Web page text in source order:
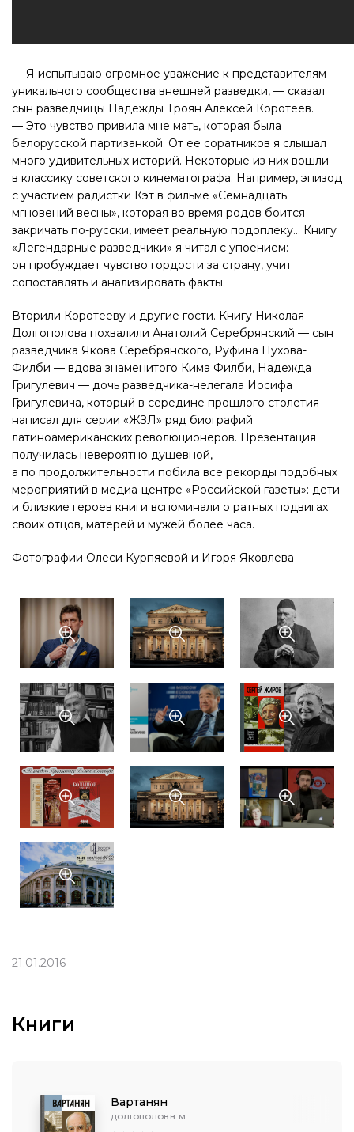
— Я испытываю огромное уважение к представителям
уникального сообщества внешней разведки, — сказал
сын разведчицы Надежды Троян Алексей Коротеев.
— Это чувство привила мне мать, которая была
белорусской партизанкой. От ее соратников я слышал
много удивительных историй. Некоторые из них вошли
в классику советского кинематографа. Например, эпизод
с участием радистки Кэт в фильме «Семнадцать
мгновений весны», которая во время родов боится
закричать по-русски, имеет реальную подоплеку… Книгу
«Легендарные разведчики» я читал с упоением:
он пробуждает чувство гордости за страну, учит
сопоставлять и анализировать факты.
Вторили Коротееву и другие гости. Книгу Николая
Долгополова похвалили Анатолий Серебрянский — сын
разведчика Якова Серебрянского, Руфина Пухова-
Филби — вдова знаменитого Кима Филби, Надежда
Григулевич — дочь разведчика-нелегала Иосифа
Григулевича, который в середине прошлого столетия
написал для серии «ЖЗЛ» ряд биографий
латиноамериканских революционеров. Презентация
получилась невероятно душевной,
а по продолжительности побила все рекорды подобных
мероприятий в медиа-центре «Российской газеты»: дети
и близкие героев книги вспоминали о ратных подвигах
своих отцов, матерей и мужей более часа.
Фотографии Олеси Курпяевой и Игоря Яковлева
21.01.2016
Книги
Вартанян
ДОЛГОПОЛОВ Н. М.